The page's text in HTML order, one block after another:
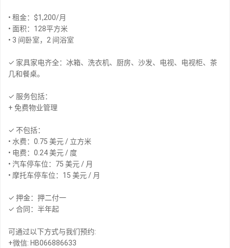
• 租金：$1,200/月
• 面积：128平方米
• 3 间卧室，2 间浴室
✓ 家具家电齐全：冰箱、洗衣机、厨房、沙发、电视、电视柜、茶
几和餐桌。
✓ 服务包括：
+ 免费物业管理
✓ 不包括：
• 水费：0.75 美元 / 立方米
• 电费：0.24 美元 / 度
• 汽车停车位：75 美元 / 月
• 摩托车停车位：15 美元 / 月
✓ 押金：押二付一
✓ 合同：半年起
可通过以下方式与我们预约:
+微信: HB066886633